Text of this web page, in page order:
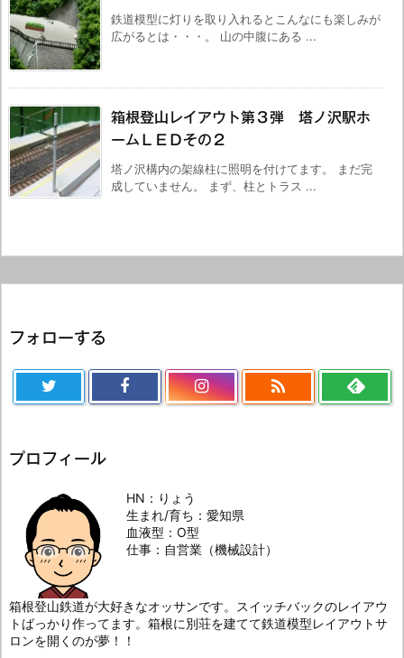
鉄道模型に灯りを取り入れるとこんなにも楽しみが
広がるとは・・・。 山の中腹にある ...
箱根登山レイアウト第３弾 塔ノ沢駅ホ
ームＬＥＤその２
塔ノ沢構内の架線柱に照明を付けてます。 まだ完
成していません。 まず、柱とトラス ...
フォローする

プロフィール
HN：りょう
生まれ/育ち：愛知県
血液型：O型
仕事：自営業（機械設計）
箱根登山鉄道が大好きなオッサンです。スイッチバックのレイアウ
トばっかり作ってます。箱根に別荘を建てて鉄道模型レイアウトサ
ロンを開くのが夢！！